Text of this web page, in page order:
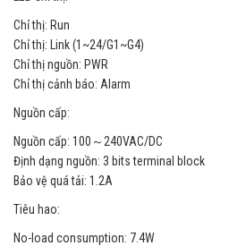
Chỉ thị: Run
Chỉ thị: Link (1~24/G1~G4)
Chỉ thị nguồn: PWR
Chỉ thị cảnh báo: Alarm
Nguồn cấp:
Nguồn cấp: 100～240VAC/DC
Định dạng nguồn: 3 bits terminal block
Bảo vệ quá tải: 1.2A
Tiêu hao:
No-load consumption: 7.4W